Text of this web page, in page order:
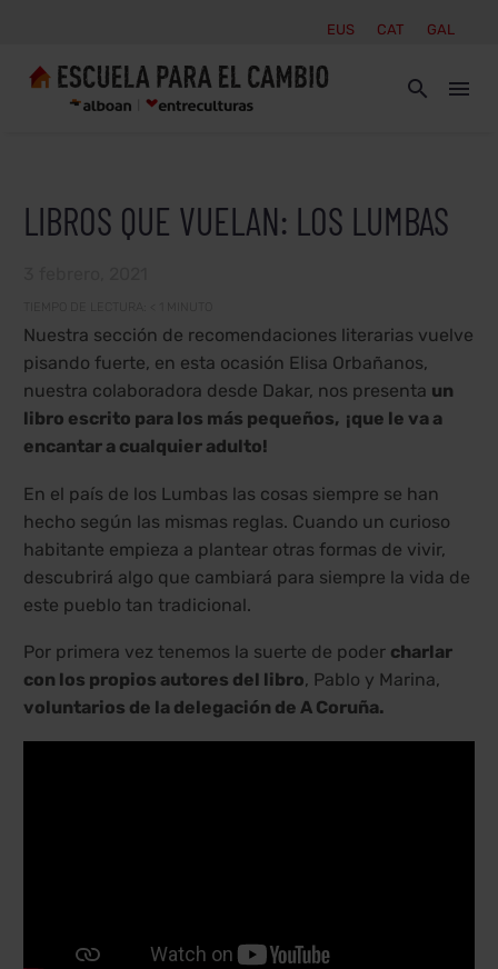
EUS CAT GAL
LIBROS QUE VUELAN: LOS LUMBAS
Nuestra sección de recomendaciones literarias vuelve
pisando fuerte, en esta ocasión Elisa Orbañanos,
nuestra colaboradora desde Dakar, nos presenta un
libro escrito para los más pequeños, ¡que le va a
encantar a cualquier adulto!
En el país de los Lumbas las cosas siempre se han
hecho según las mismas reglas. Cuando un curioso
habitante empieza a plantear otras formas de vivir,
descubrirá algo que cambiará para siempre la vida de
este pueblo tan tradicional.
Por primera vez tenemos la suerte de poder charlar
con los propios autores del libro, Pablo y Marina,
voluntarios de la delegación de A Coruña.